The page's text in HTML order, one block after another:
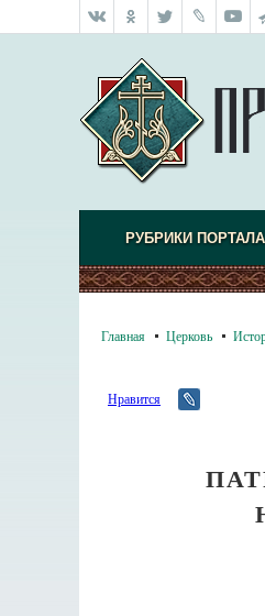
РУБРИКИ ПОРТАЛА
Главная Церковь
Нравится